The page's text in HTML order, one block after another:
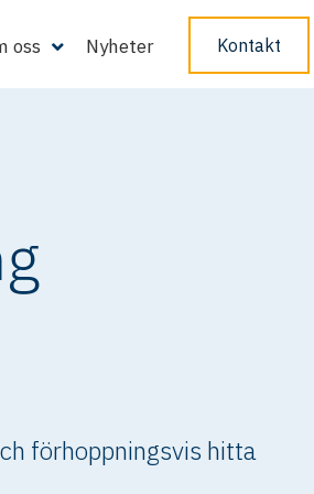
oss Nyheter Kontakt
förhoppningsvis hitta